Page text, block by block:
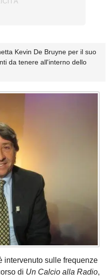
Kevin De Bruyne per il suo
da tenere all'interno dello
intervenuto sulle frequenze
di Un Calcio alla Radio,